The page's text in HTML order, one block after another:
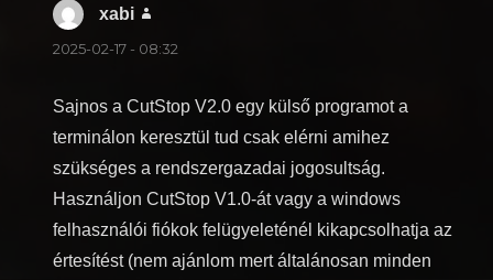
xabi
2025-02-17 - 08:32
Sajnos a CutStop V2.0 egy külső programot a
terminálon keresztül tud csak elérni amihez
szükséges a rendszergazadai jogosultság.
Használjon CutStop V1.0-át vagy a windows
felhasználói fiókok felügyeleténél kikapcsolhatja az
értesítést (nem ajánlom mert általánosan minden